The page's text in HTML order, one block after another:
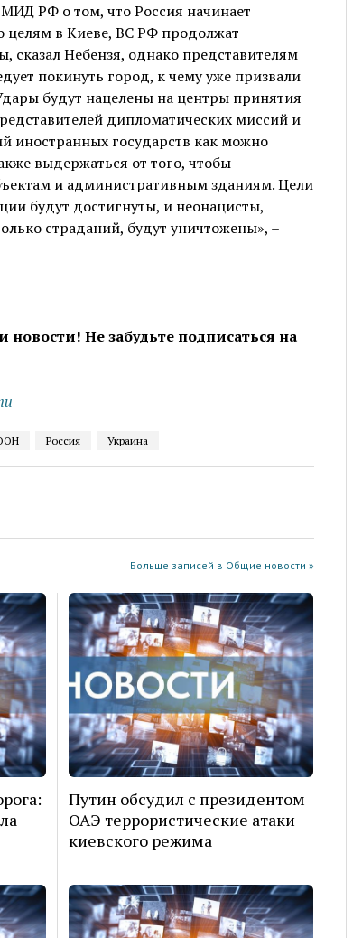
РФ о том, что Россия начинает
целям в Киеве, ВС РФ продолжат
сказал Небензя, однако представителям
покинуть город, к чему уже призвали
будут нацелены на центры принятия
дипломатических миссий и
иностранных государств как можно
выдержаться от того, чтобы
и административным зданиям. Цели
будут достигнуты, и неонацисты,
страданий, будут уничтожены», –
новости! Не забудьте подписаться на
Россия Украина
Больше записей в Общие новости »
Путин обсудил с президентом
ОАЭ террористические атаки
киевского режима